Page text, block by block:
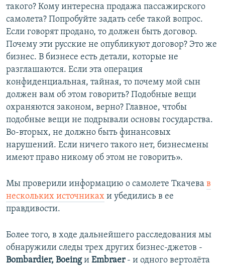
такого? Кому интересна продажа пассажирского
самолета? Попробуйте задать себе такой вопрос.
Если говорят продано, то должен быть договор.
Почему эти русские не опубликуют договор? Это же
бизнес. В бизнесе есть детали, которые не
разглашаются. Если эта операция
конфиденциальная, тайная, то почему мой сын
должен вам об этом говорить? Подобные вещи
охраняются законом, верно? Главное, чтобы
подобные вещи не подрывали основы государства.
Во-вторых, не должно быть финансовых
нарушений. Если ничего такого нет, бизнесмены
имеют право никому об этом не говорить».
Мы проверили информацию о самолете Ткачева в
нескольких источниках и убедились в ее
правдивости.
Более того, в ходе дальнейшего расследования мы
обнаружили следы трех других бизнес-джетов -
Bombardier, Boeingи Embraer- и одного вертолёта